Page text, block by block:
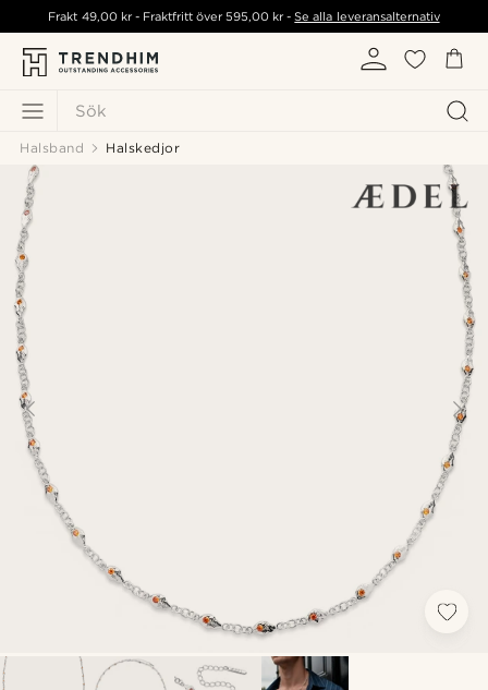
Sök
Frakt 49,00 kr- Fraktfritt över595,00 kr -Se alla leveransalternativ
Halsband Halskedjor